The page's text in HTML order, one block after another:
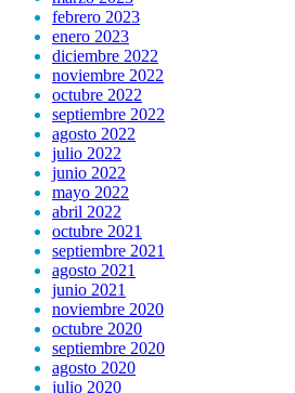
febrero 2023
enero 2023
diciembre 2022
noviembre 2022
octubre 2022
septiembre 2022
agosto 2022
julio 2022
junio 2022
mayo 2022
abril 2022
octubre 2021
septiembre 2021
agosto 2021
junio 2021
noviembre 2020
octubre 2020
septiembre 2020
agosto 2020
julio 2020